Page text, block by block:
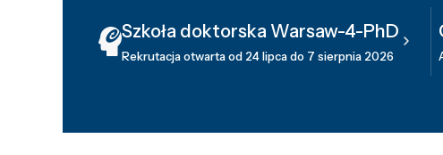
Szkoła doktorska Warsaw-4-PhD
Rekrutacja otwarta od 24 lipca do 7 sierpnia 2026